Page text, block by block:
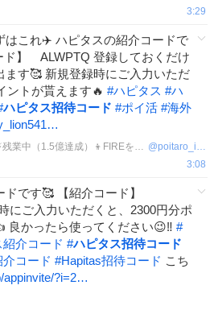
3:29
はこれ✈️ ハピタスの紹介コードで
ド】 ALWPTQ 登録しておくだけ
ます🥰 新規登録時にご入力いただ
ントが貰えます🔥 #ハピタス #ハ
ハピタス招待コード #ポイ活 #海外
NEO社内ニート2.0⚡️残業中（1.5億達成）👦FIREを夢見る社畜投資家！ @poitaro_inv
3:08
ドです🥰 【紹介コード】
にご入力いただくと、2300円分ポ
良かったら使ってください😉‼️ #
介コード #ハピタス招待コード
コード #Hapitas招待コード こち
appinvite/?i=2…